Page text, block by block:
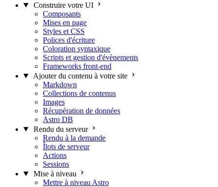
Construire votre UI
Composants
Mises en page
Styles et CSS
Polices d'écriture
Coloration syntaxique
Scripts et gestion d'évènements
Frameworks front-end
Ajouter du contenu à votre site
Markdown
Collections de contenus
Images
Récupération de données
Astro DB
Rendu du serveur
Rendu à la demande
Îlots de serveur
Actions
Sessions
Mise à niveau
Mettre à niveau Astro